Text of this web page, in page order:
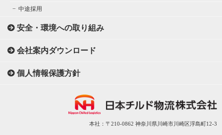
中途採用
安全・環境への取り組み
会社案内ダウンロード
個人情報保護方針
本社：〒210-0862 神奈川県川崎市川崎区浮島町12-3